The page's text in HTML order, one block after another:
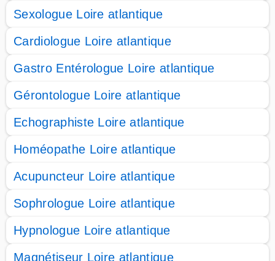
Sexologue Loire atlantique
Cardiologue Loire atlantique
Gastro Entérologue Loire atlantique
Gérontologue Loire atlantique
Echographiste Loire atlantique
Homéopathe Loire atlantique
Acupuncteur Loire atlantique
Sophrologue Loire atlantique
Hypnologue Loire atlantique
Magnétiseur Loire atlantique